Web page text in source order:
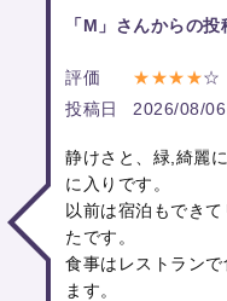
「M」さんからの
評価 ★★★★☆
投稿日
2026/08/06
静けさと、緑,綺麗
に入りです。
以前は宿泊もでき
たです。
食事はレストラン
ます。